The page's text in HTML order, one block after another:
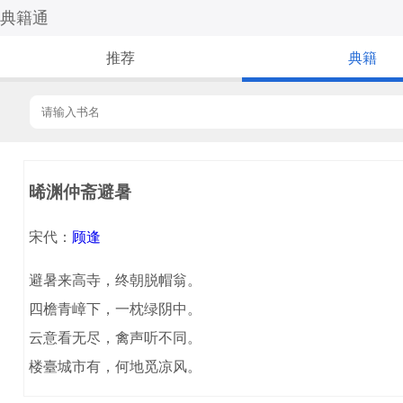
典籍通
推荐 典籍
晞渊仲斋避暑
宋代： 顾逢
避暑来高寺，终朝脱帽翁。
四檐青嶂下，一枕绿阴中。
云意看无尽，禽声听不同。
楼臺城市有，何地觅凉风。